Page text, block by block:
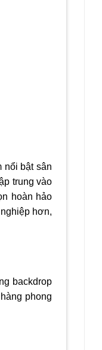
nổi bật sân
trung vào
hoàn hảo
hơn,
backdrop
phong